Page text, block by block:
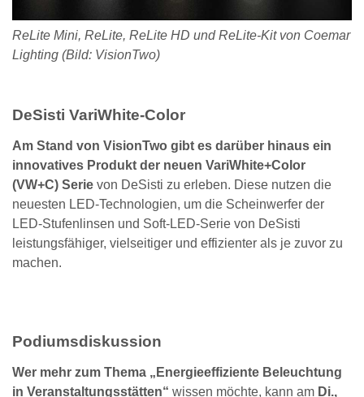
ReLite Mini, ReLite, ReLite HD und ReLite-Kit von Coemar
Lighting (Bild: VisionTwo)
DeSisti VariWhite-Color
Am Stand von VisionTwo gibt es darüber hinaus ein
innovatives Produkt der neuen VariWhite+Color
(VW+C) Serie von DeSisti zu erleben. Diese nutzen die
neuesten LED-Technologien, um die Scheinwerfer der
LED-Stufenlinsen und Soft-LED-Serie von DeSisti
leistungsfähiger, vielseitiger und effizienter als je zuvor zu
machen.
Podiumsdiskussion
Wer mehr zum Thema „Energieeffiziente Beleuchtung
in Veranstaltungsstätten“ wissen möchte, kann am Di.,